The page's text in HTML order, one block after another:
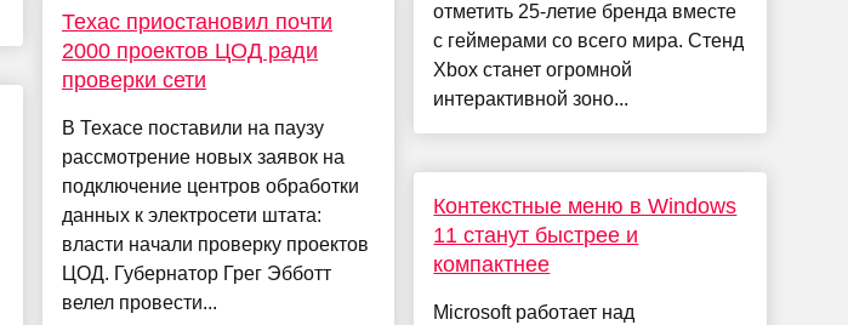
Техас приостановил почти
2000 проектов ЦОД ради
проверки сети
В Техасе поставили на паузу
рассмотрение новых заявок на
подключение центров обработки
данных к электросети штата:
власти начали проверку проектов
ЦОД. Губернатор Грег Эбботт
велел провести...
отметить 25-летие бренда вместе
с геймерами со всего мира. Стенд
Xbox станет огромной
интерактивной зоно...
Контекстные меню в Windows
11 станут быстрее и
компактнее
Microsoft работает над